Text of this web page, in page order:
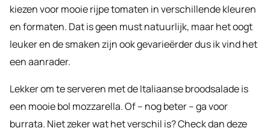
kiezen voor mooie rijpe tomaten in verschillende kleuren
en formaten. Dat is geen must natuurlijk, maar het oogt
leuker en de smaken zijn ook gevarieërder dus ik vind het
een aanrader.
Lekker om te serveren met de Italiaanse broodsalade is
een mooie bol mozzarella. Of – nog beter – ga voor
burrata. Niet zeker wat het verschil is? Check dan deze